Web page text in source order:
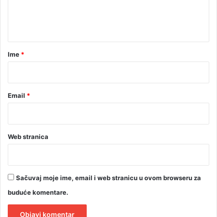
rIme *
Email *
Web stranica
Sačuvaj moje ime, email i web stranicu u ovom browseru za
buduće komentare.